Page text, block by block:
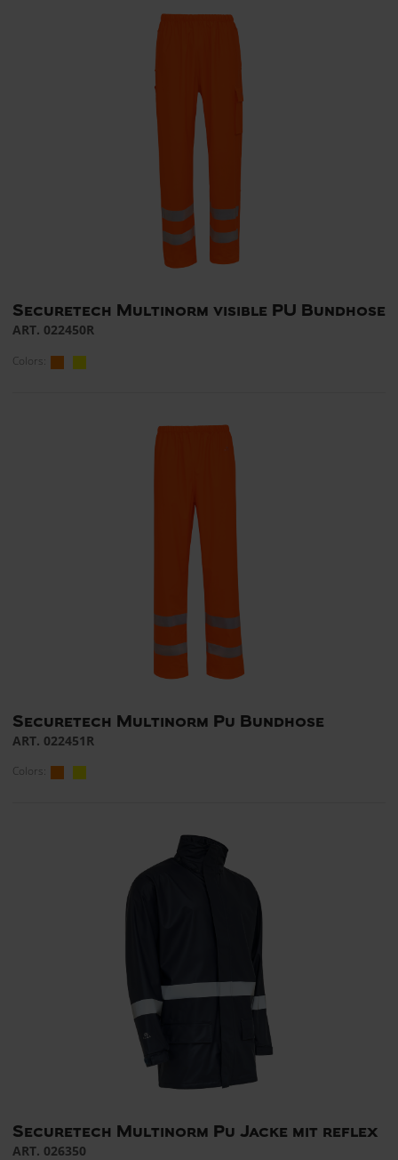
Securetech Multinorm visible PU Bundhose
ART. 022450R
Colors:
Securetech Multinorm Pu Bundhose
ART. 022451R
Colors:
Securetech Multinorm Pu Jacke mit reflex
ART. 026350